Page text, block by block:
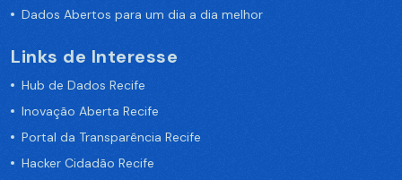
Dados Abertos para um dia a dia melhor
Links de Interesse
Hub de Dados Recife
Inovação Aberta Recife
Portal da Transparência Recife
Hacker Cidadão Recife